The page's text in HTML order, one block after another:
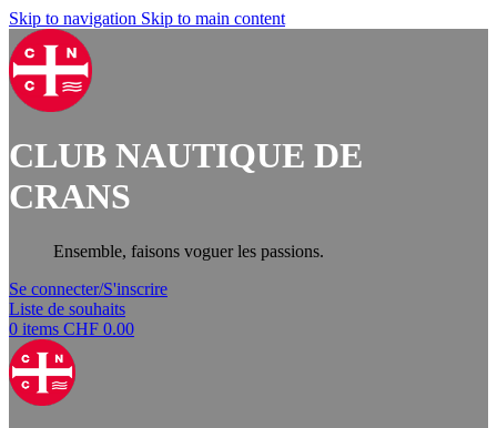
Skip to navigation Skip to main content
CLUB NAUTIQUE DE
CRANS
Ensemble, faisons voguer les passions.
Se connecter/S'inscrire
Liste de souhaits
0 items CHF 0.00